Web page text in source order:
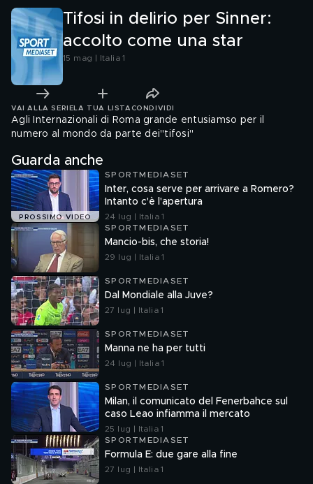
Tifosi in delirio per Sinner:
accolto come una star
15 mag | Italia 1
VAI ALLA SERIE LA TUA LISTA CONDIVIDI
Agli Internazionali di Roma grande entusiamso per il
numero al mondo da parte dei"tifosi"
Guarda anche
PROSSIMO VIDEO
SPORTMEDIASET
Inter, cosa serve per arrivare a Romero?
Intanto c'è l'apertura
24 lug | Italia 1
SPORTMEDIASET
Mancio-bis, che storia!
29 lug | Italia 1
SPORTMEDIASET
Dal Mondiale alla Juve?
27 lug | Italia 1
SPORTMEDIASET
Manna ne ha per tutti
24 lug | Italia 1
SPORTMEDIASET
Milan, il comunicato del Fenerbahce sul
caso Leao infiamma il mercato
25 lug | Italia 1
SPORTMEDIASET
Formula E: due gare alla fine
27 lug | Italia 1